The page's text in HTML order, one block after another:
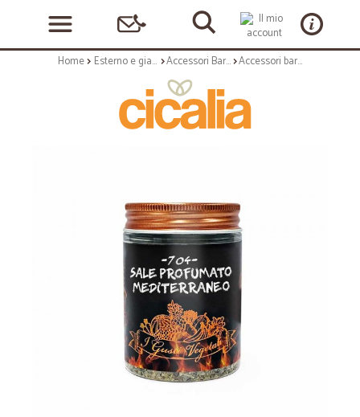
Home Esterno e giardino Accessori Barbecue Accessori barbecue: Sale mediterraneo gr 70